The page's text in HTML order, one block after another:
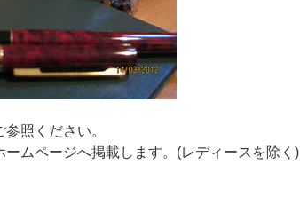
照ください。
ームページへ掲載します。(レディースを除く)